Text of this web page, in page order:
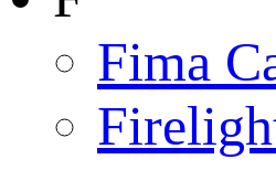
Fima